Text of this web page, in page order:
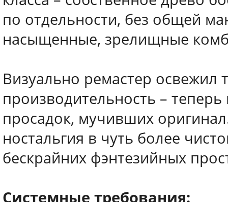
по отдельности, без общей
насыщенные, зрелищные
Визуально ремастер освежил
производительность –
просадок, мучивших
ностальгия в чуть более
бескрайних фэнтезийных
Системные требования: